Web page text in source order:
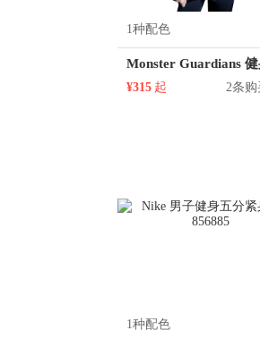
1种配色
¥315 起 2条
1种配色